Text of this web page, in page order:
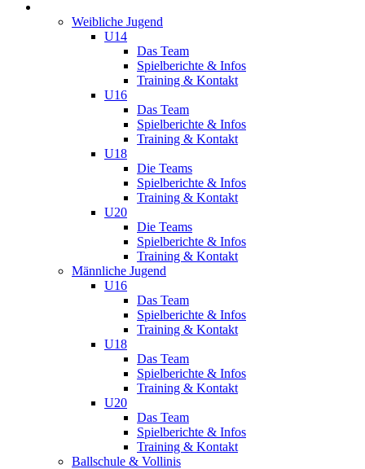
Weibliche Jugend
U14
Das Team
Spielberichte & Infos
Training & Kontakt
U16
Das Team
Spielberichte & Infos
Training & Kontakt
U18
Die Teams
Spielberichte & Infos
Training & Kontakt
U20
Die Teams
Spielberichte & Infos
Training & Kontakt
Männliche Jugend
U16
Das Team
Spielberichte & Infos
Training & Kontakt
U18
Das Team
Spielberichte & Infos
Training & Kontakt
U20
Das Team
Spielberichte & Infos
Training & Kontakt
Ballschule & Vollinis